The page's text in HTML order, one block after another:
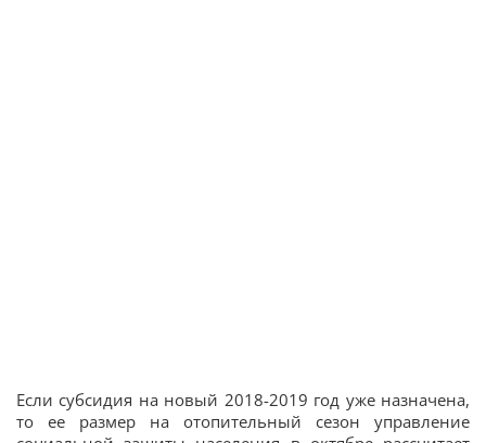
Если субсидия на новый 2018-2019 год уже назначена,
то ее размер на отопительный сезон управление